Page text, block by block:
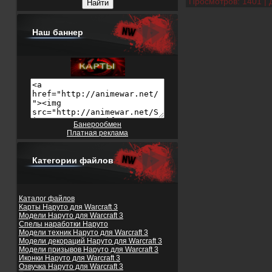
Наш баннер
Банерообмен
Платная реклама
Категории файлов
Каталог файлов
Карты Наруто для Warcraft 3
Модели Наруто для Warcraft 3
Спелы наработки Наруто
Модели техник Наруто для Warcraft 3
Модели декораций Наруто для Warcraft 3
Модели призывов Наруто для Warcraft 3
Иконки Наруто для Warcraft 3
Озвучка Наруто для Warcraft 3